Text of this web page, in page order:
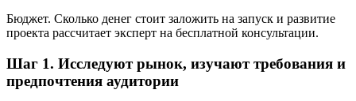
Бюджет. Сколько денег стоит заложить на запуск и развитие
проекта рассчитает эксперт на бесплатной консультации.
Шаг 1. Исследуют рынок, изучают требования и
предпочтения аудитории